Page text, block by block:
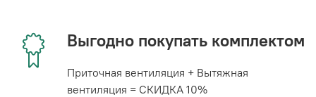
Выгодно покупать комплектом
Приточная вентиляция + Вытяжная
вентиляция = СКИДКА 10%